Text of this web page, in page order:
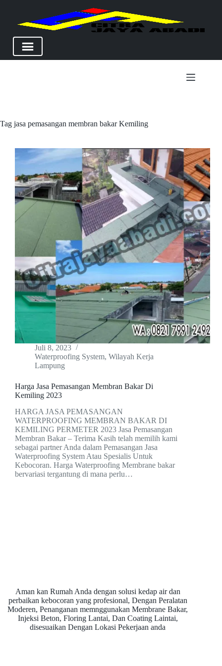
Tag jasa pemasangan membran bakar Kemiling
Juli 8, 2023
Waterproofing System, Wilayah Kerja
Lampung
Harga Jasa Pemasangan Membran Bakar Di
Kemiling 2023
HARGA JASA PEMASANGAN
WATERPROOFING MEMBRAN BAKAR DI
KEMILING PERMETER 2023 Jasa Pemasangan
Membran Bakar – Terima Kasih telah memilih kami
sebagai partner Anda dalam Pemasangan Jasa
Waterproofing System Atau Spesialis Untuk
Kebocoran. Harga Waterproofing Membrane bakar
bervariasi tergantung di mana perlu…
Aman kan Rumah Anda dengan solusi kedap air dan
perbaikan kebocoran yang profesional, Dengan Peralatan
Moderen, Penanganan memnggunakan Membrane Bakar,
Injeksi Beton, Floring Lantai, Dan Coating Laintai,
disesuaikan Dengan Lokasi Pekerjaan anda